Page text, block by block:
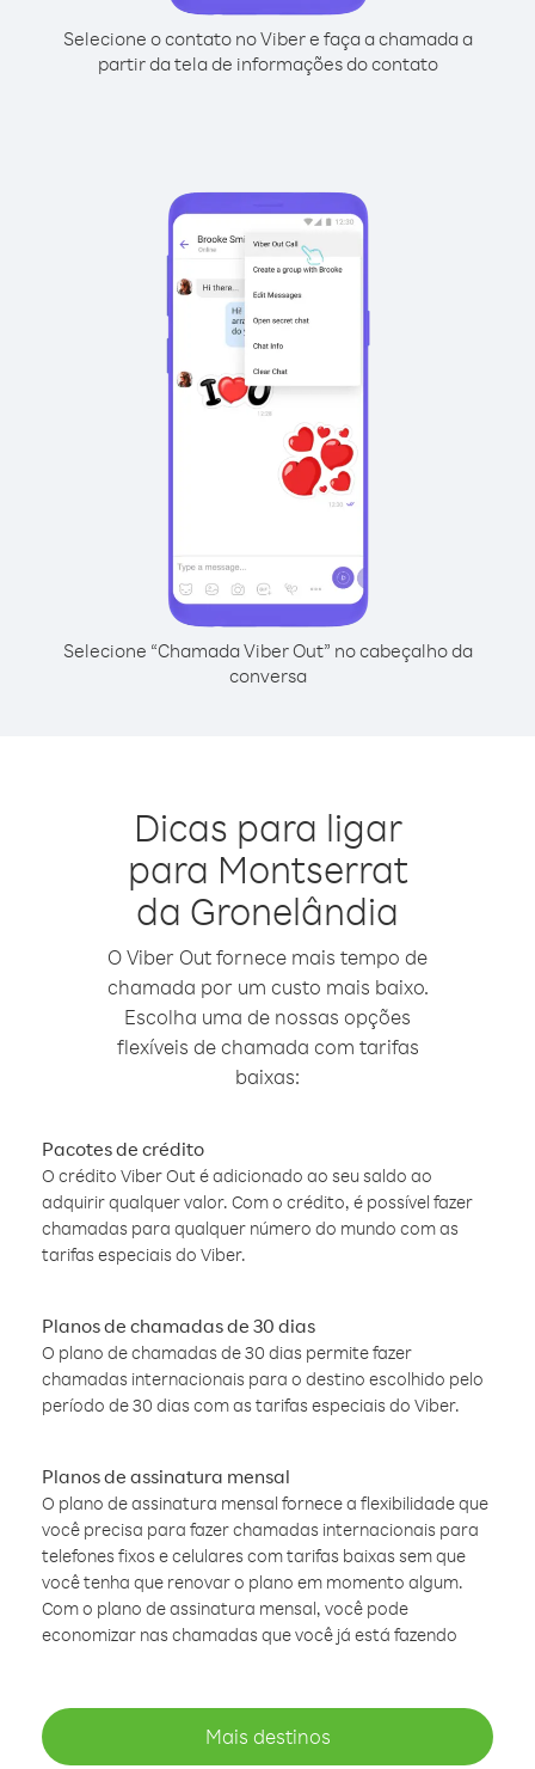
Selecione o contato no Viber e faça a chamada a
partir da tela de informações do contato
Selecione “Chamada Viber Out” no cabeçalho da
conversa
Dicas para ligar
para Montserrat
da Gronelândia
O Viber Out fornece mais tempo de
chamada por um custo mais baixo.
Escolha uma de nossas opções
flexíveis de chamada com tarifas
baixas:
Pacotes de crédito
O crédito Viber Out é adicionado ao seu saldo ao
adquirir qualquer valor. Com o crédito, é possível fazer
chamadas para qualquer número do mundo com as
tarifas especiais do Viber.
Planos de chamadas de 30 dias
O plano de chamadas de 30 dias permite fazer
chamadas internacionais para o destino escolhido pelo
período de 30 dias com as tarifas especiais do Viber.
Planos de assinatura mensal
O plano de assinatura mensal fornece a flexibilidade que
você precisa para fazer chamadas internacionais para
telefones fixos e celulares com tarifas baixas sem que
você tenha que renovar o plano em momento algum.
Com o plano de assinatura mensal, você pode
economizar nas chamadas que você já está fazendo
Mais destinos